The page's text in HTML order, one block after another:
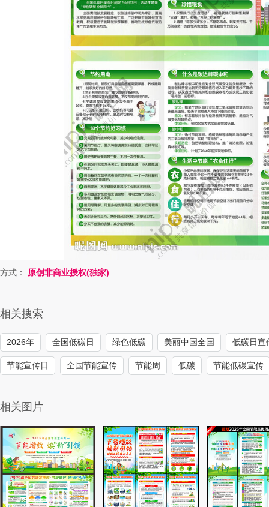
方式： 原创非商业授权(独家)
相关搜索
2026年 全国低碳日 绿色低碳 美丽中国全国 低碳日宣
节能宣传日 全国节能宣传 节能周 低碳 节能低碳宣传
相关图片